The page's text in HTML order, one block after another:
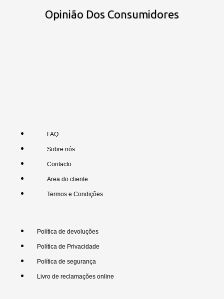
Opinião Dos Consumidores
FAQ
Sobre nós
Contacto
Area do cliente
Termos e Condições
Política de devoluções
Política de Privacidade
Política de segurança
Livro de reclamações online